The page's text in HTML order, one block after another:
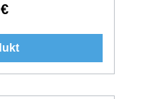
Preis: